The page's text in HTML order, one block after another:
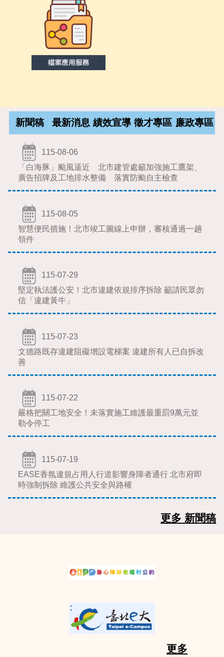
新聞稿 最新消息 績效宣導 徵才專區 廉政專區
115-08-06
「白海豚」颱風逼近 北市建管處籲加強施工鷹架、
廣告招牌及工地排水整備 落實防颱自主檢查
115-08-05
智慧便民措施！北市竣工圖線上申辦，審核通過一趟
領件
115-07-29
堅定執法護公安！北市違建依規排序拆除 籲請民眾勿
信「違建黃牛」
115-07-23
文德路既存違建阻礙增設電梯案 違建所有人已自拆改
善
115-07-22
嚴格把關工地安全！未落實施工維護最重罰9萬元並
勒令停工
115-07-19
EASE香氛違規占用人行道影響身障者通行 北市府即
時強制拆除 維護公共安全與路權
更多 新聞稿
更多